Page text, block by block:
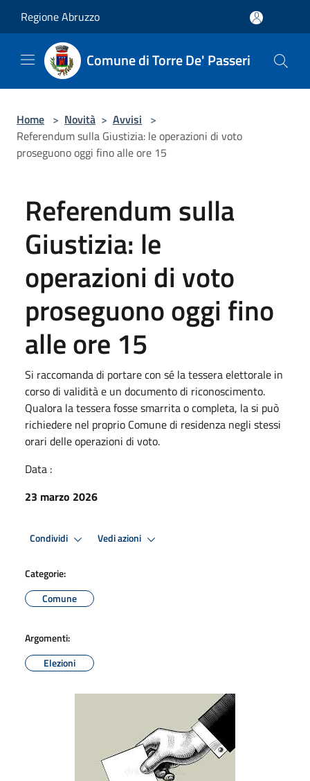
Regione Abruzzo
Comune di Torre De' Passeri
Home > Novità > Avvisi >
Referendum sulla Giustizia: le operazioni di voto
proseguono oggi fino alle ore 15
Referendum sulla
Giustizia: le
operazioni di voto
proseguono oggi fino
alle ore 15
Si raccomanda di portare con sé la tessera elettorale in
corso di validità e un documento di riconoscimento.
Qualora la tessera fosse smarrita o completa, la si può
richiedere nel proprio Comune di residenza negli stessi
orari delle operazioni di voto.
Data :
23 marzo 2026
Condividi Vedi azioni
Categorie:
Comune
Argomenti:
Elezioni